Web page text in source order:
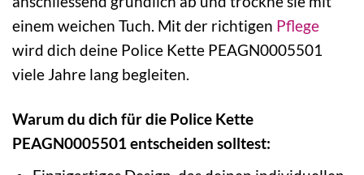
einem weichen Tuch. Mit der richtigen Pflege
wird dich deine Police Kette PEAGN0005501
viele Jahre lang begleiten.
Warum du dich für die Police Kette
PEAGN0005501 entscheiden solltest: